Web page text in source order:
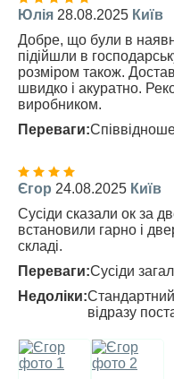
Юлія 28.08.2025 Київ
Добре, що були в
підійшли в
розміром також.
швидко і акуратно.
виробником.
Переваги:
Єгор 24.08.2025 Київ
Сусіди сказали ок за
встановили гарно і
складі.
Переваги:Сусіди
Недоліки:
відразу